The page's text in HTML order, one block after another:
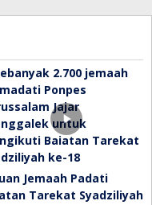
Jemaah Padati
Tarekat Syadziliyah